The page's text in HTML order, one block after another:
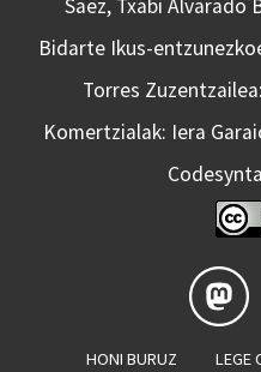
Saez, Txabi Alvarado
Bidarte Ikus-
Torres
Komertzialak: Iera
HONI BURUZ LEGE